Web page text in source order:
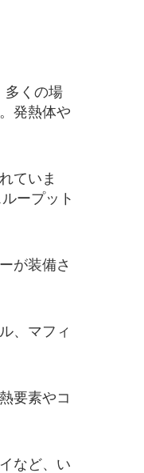
多くの場
発熱体や
ていま
ープット
が装備さ
、マフィ
要素やコ
など、い